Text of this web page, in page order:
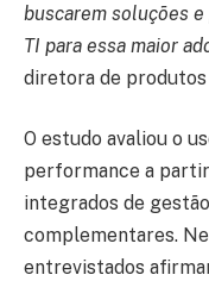
buscarem soluções
TI para essa maior
diretora de
O estudo avaliou o
performance a
integrados de
complementares.
entrevistados